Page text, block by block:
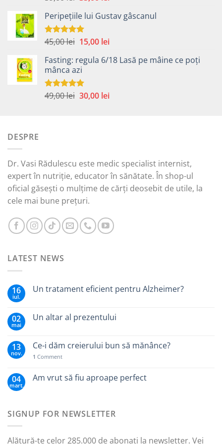
a
fost:
59,00 lei.
este:
Peripețiile lui Gustav gâscanul
Evaluat la
45,00lei Prețul
a
fost:
45,00 lei.
15,00 leiPrețul
este:
Fasting: regula 6/18 Lasă pe mâine ce poți
mânca azi
Evaluat la
49,00lei Prețul
30,00 leiPrețul
DESPRE
Dr. Vasi Rădulescu este medic specialist internist,
expert în nutriție, educator în sănătate. În shop-ul
oficial găsești o mulțime de cărți deosebit de utile, la
cele mai bune prețuri.
LATEST NEWS
16
iul.
Un tratament eficient pentru Alzheimer?
02
mai
Un altar al prezentului
13
nov.
Ce-i dăm creierului bun să mănânce?
1 Comment
04
mart.
Am vrut să fiu aproape perfect
SIGNUP FOR NEWSLETTER
Alătură-te celor 285.000 de abonați la newsletter. Vei